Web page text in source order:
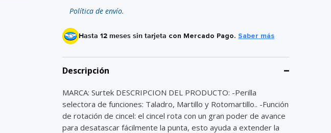
Política de envío.
Hasta 12 meses sin tarjeta con Mercado Pago. Saber más
Descripción
MARCA: Surtek DESCRIPCION DEL PRODUCTO: -Perilla
selectora de funciones: Taladro, Martillo y Rotomartillo.. -Función
de rotación de cincel: el cincel rota con un gran poder de avance
para desatascar fácilmente la punta, esto ayuda a extender la